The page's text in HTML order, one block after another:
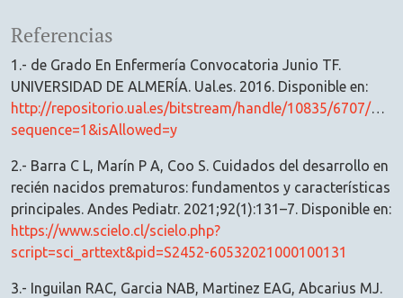
Referencias
1.- de Grado En Enfermería Convocatoria Junio TF.
UNIVERSIDAD DE ALMERÍA. Ual.es. 2016. Disponible en:
http://repositorio.ual.es/bitstream/handle/10835/6707/
sequence=1&isAllowed=y
2.- Barra C L, Marín P A, Coo S. Cuidados del desarrollo en
recién nacidos prematuros: fundamentos y características
principales. Andes Pediatr. 2021;92(1):131–7. Disponible en:
https://www.scielo.cl/scielo.php?
script=sci_arttext&pid=S2452-60532021000100131
3.- Inguilan RAC, Garcia NAB, Martinez EAG, Abcarius MJ.